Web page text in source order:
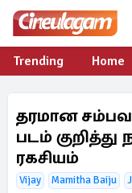
Trending Home
தரமான
படம்
ரகசியம்
Vijay Mamitha Baiju